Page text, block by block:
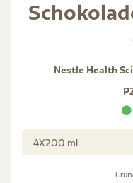
Nestle Health
4X200 ml